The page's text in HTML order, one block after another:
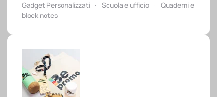
Gadget Personalizzati Scuola e ufficio
Quaderni e
block notes